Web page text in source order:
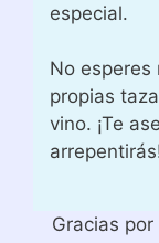
especial.
No esperes
propias
vino. ¡Te
Gracias